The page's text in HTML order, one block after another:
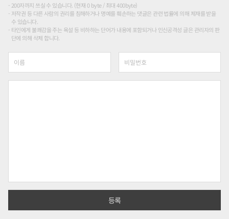
200자까지 쓰실 수 있습니다. (현재 0 byte / 최대 400byte)
저작권 등 다른 사람의 권리를 침해하거나 명예를 훼손하는 댓글은 관련 법률에 의해 제재를 받을
수 있습니다.
타인에게 불쾌감을 주는 욕설 등 비하하는 단어가 내용에 포함되거나 인신공격성 글은 관리자의 판
단에 의해 삭제 합니다.